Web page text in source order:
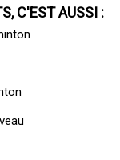
C'EST AUSSI :